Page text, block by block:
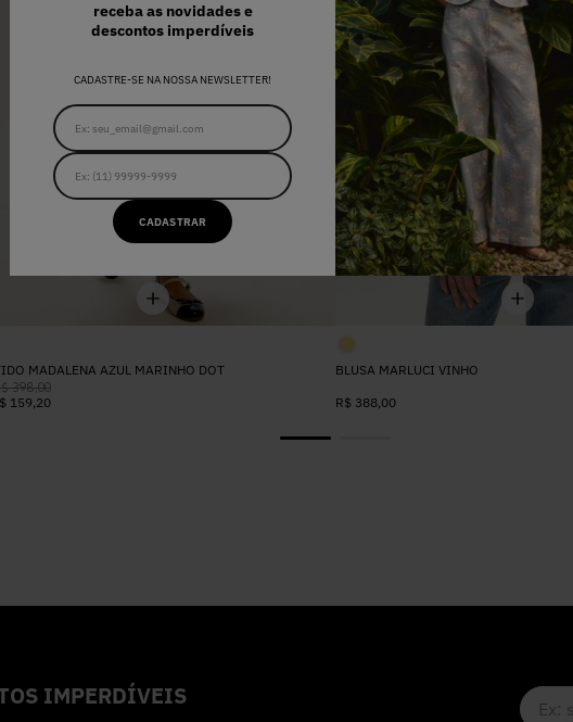
receba as novidades e
descontos imperdíveis
CADASTRE-SE NA NOSSA NEWSLETTER!
CADASTRAR
MADALENA AZUL MARINHO DOT
398,00
159,20
BLUSA MARLUCI VINHO
R$ 388,00
IMPERDÍVEIS